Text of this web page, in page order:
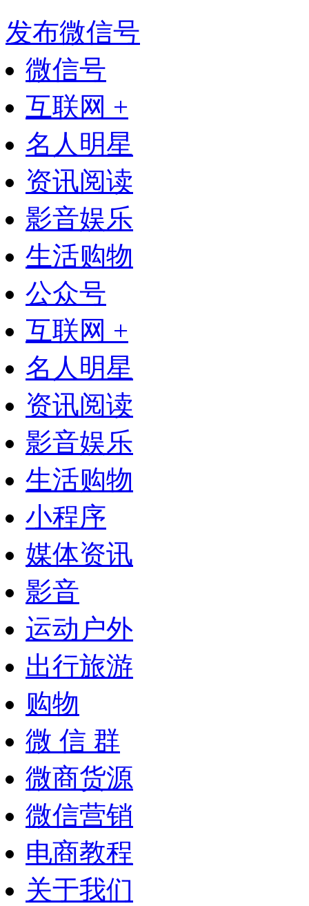
发布微信号
微信号
互联网 +
名人明星
资讯阅读
影音娱乐
生活购物
公众号
互联网 +
名人明星
资讯阅读
影音娱乐
生活购物
小程序
媒体资讯
影音
运动户外
出行旅游
购物
微 信 群
微商货源
微信营销
电商教程
关于我们